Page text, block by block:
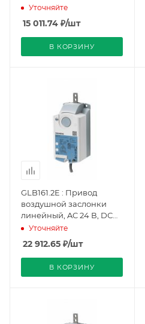
точечный, 250 Н, 150 с
(BPZ:GLB131.2E), Siemens
Уточняйте
15 011.74 ₽/шт
В КОРЗИНУ
GLB161.2E : Привод
воздушной заслонки
линейный, AC 24 В, DС
0…10 В, 250 Н, 150 с,
потенциометр
(BPZ:GLB161.2E), Siemens
Уточняйте
22 912.65 ₽/шт
В КОРЗИНУ